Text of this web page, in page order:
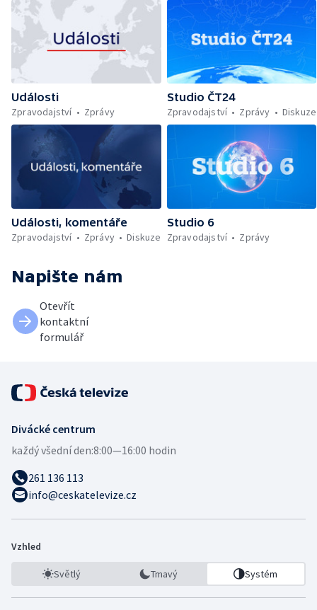
Události
Zpravodajství
Zprávy
Studio ČT24
Zpravodajství
Zprávy Diskuze
Události, komentáře
Zpravodajství
Zprávy Diskuze
Studio 6
Zpravodajství
Zprávy
Napište nám
Otevřít
kontaktní
formulář
Divácké centrum
každý všední den:8:00—16:00 hodin
261 136 113
info@ceskatelevize.cz
Vzhled
Světlý Tmavý Systém